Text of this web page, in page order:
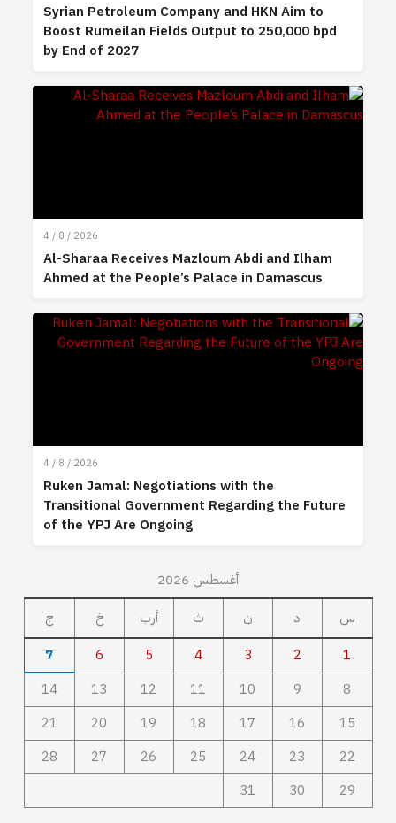
Syrian Petroleum Company and HKN Aim to
Boost Rumeilan Fields Output to 250,000 bpd
by End of 2027
4 / 8 / 2026
Al-Sharaa Receives Mazloum Abdi and Ilham
Ahmed at the People’s Palace in Damascus
4 / 8 / 2026
Ruken Jamal: Negotiations with the
Transitional Government Regarding the Future
of the YPJ Are Ongoing
أغسطس 2026
س
د ن ث أرب خ
ج
1
2
3
4
5
6
7
8
9
10
11
12
13
14
15
16
17
18
19
20
21
22
23
24
25
26
27
28
29
30
31